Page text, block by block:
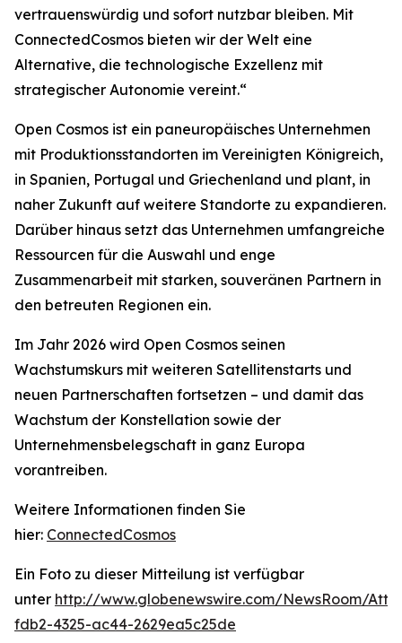
vertrauenswürdig und sofort nutzbar bleiben. Mit
ConnectedCosmos bieten wir der Welt eine
Alternative, die technologische Exzellenz mit
strategischer Autonomie vereint.“
Open Cosmos ist ein paneuropäisches Unternehmen
mit Produktionsstandorten im Vereinigten Königreich,
in Spanien, Portugal und Griechenland und plant, in
naher Zukunft auf weitere Standorte zu expandieren.
Darüber hinaus setzt das Unternehmen umfangreiche
Ressourcen für die Auswahl und enge
Zusammenarbeit mit starken, souveränen Partnern in
den betreuten Regionen ein.
Im Jahr 2026 wird Open Cosmos seinen
Wachstumskurs mit weiteren Satellitenstarts und
neuen Partnerschaften fortsetzen – und damit das
Wachstum der Konstellation sowie der
Unternehmensbelegschaft in ganz Europa
vorantreiben.
Weitere Informationen finden Sie
hier: ConnectedCosmos
Ein Foto zu dieser Mitteilung ist verfügbar
unter http://www.globenewswire.com/NewsRoom/
fdb2-4325-ac44-2629ea5c25de